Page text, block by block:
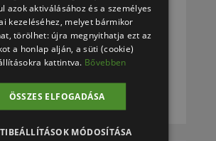
Kapcsolat
és bemutatóterem
Erzsébet királyné útja 125.
Business Center I. emelet)
BŐVEBBEN
azok aktiválásához és a személyes
kezeléséhez, melyet bármikor
törölhet: újra megnyithatja ezt az
a honlap alján, a süti (cookie)
kattintva. Bővebben
ÖSSZES ELFOGADÁSA
MÓDOSÍTÁSA